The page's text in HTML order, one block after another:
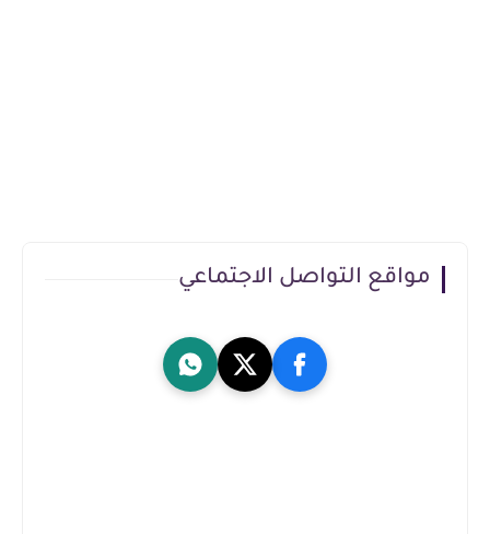
مواقع التواصل الاجتماعي